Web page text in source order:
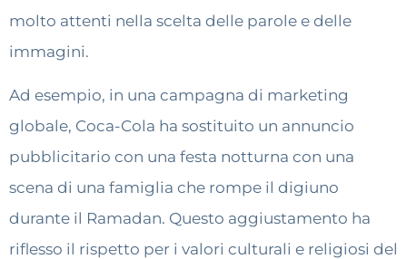
molto attenti nella scelta delle parole e delle
immagini.
Ad esempio, in una campagna di marketing
globale, Coca-Cola ha sostituito un annuncio
pubblicitario con una festa notturna con una
scena di una famiglia che rompe il digiuno
durante il Ramadan. Questo aggiustamento ha
riflesso il rispetto per i valori culturali e religiosi del